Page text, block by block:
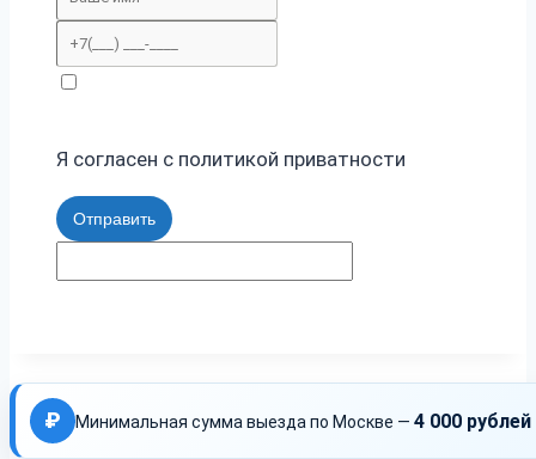
Я согласен с политикой приватности
Отправить
₽ Минимальная сумма выезда по Москве — 4 000 рублей